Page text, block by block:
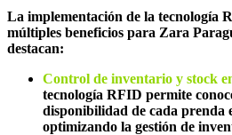
La implementación de la tecnología
múltiples beneficios para Zara
destacan:
Control de inventario y stock
tecnología RFID permite
disponibilidad de cada prenda
optimizando la gestión de